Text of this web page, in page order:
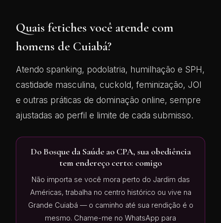
Quais fetiches você atende com
homens de Cuiabá?
Atendo spanking, podolatria, humilhação e SPH,
castidade masculina, cuckold, feminização, JOI
e outras práticas de dominação online, sempre
ajustadas ao perfil e limite de cada submisso.
Do Bosque da Saúde ao CPA, sua obediência
tem endereço certo: comigo
Não importa se você mora perto do Jardim das
Américas, trabalha no centro histórico ou vive na
Grande Cuiabá — o caminho até sua rendição é o
mesmo. Chame-me no WhatsApp para